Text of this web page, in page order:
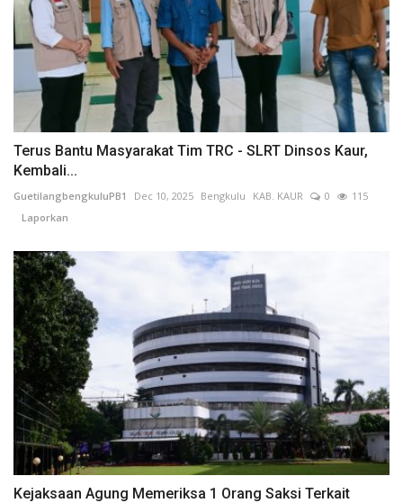
Terus Bantu Masyarakat Tim TRC - SLRT Dinsos Kaur,
Kembali...
GuetilangbengkuluPB1 Dec 10, 2025 Bengkulu KAB. KAUR 0
115
Laporkan
Kejaksaan Agung Memeriksa 1 Orang Saksi Terkait